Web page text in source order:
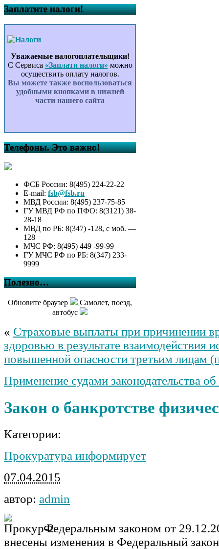
Заплатите налоги!
Уважаемые налогоплательщики!
С Сервиса «Заплати налоги» можно
осуществить оплату налогов.
Вы можете также воспользоваться
удобными кнопками в нижней
части нашего сайта
Телефоны. Это важно!
ФСБ России: 8(495) 224-22-22
E-mail: fsb@fsb.ru
МВД России: 8(495) 237-75-85
ГУ МВД РФ по ПФО: 8(3121) 38-
28-18
МВД по РБ: 8(347) -128, с моб. —
128
МЧС РФ: 8(495) 449 -99-99
ГУ МЧС РФ по РБ: 8(347) 233-
9999
Полезно…
Обновите браузер
Самолет, поезд,
автобус
« Страховые выплаты при причинении
здоровью в результате взаимодействия
повышенной опасности третьим лицам
Применение судами законодательства
Закон о банкротстве
Категории:
Прокуратура информирует
07.04.2015
автор: admin
Федеральным законом от
внесены изменения в Федеральный